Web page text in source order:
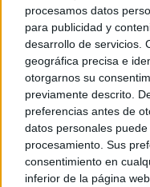
procesamos datos
para publicidad y
desarrollo de servicios.
geográfica precisa e
otorgarnos su
previamente descrito.
preferencias antes de
datos personales
procesamiento. Sus
consentimiento en
inferior de la página web.
identificación de
identificación de
identificación de
X